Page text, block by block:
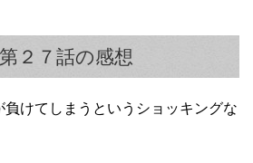
２７話の感想
けてしまうというショッキングな